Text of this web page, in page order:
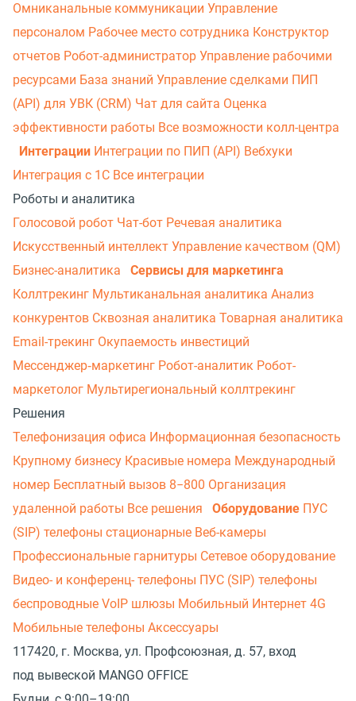
Омниканальные коммуникации Управление
персоналом Рабочее место сотрудника Конструктор
отчетов Робот-администратор Управление рабочими
ресурсами База знаний Управление сделками ПИП
(API) для УВК (CRM) Чат для сайта Оценка
эффективности работы Все возможности колл-центра
Интеграции Интеграции по ПИП (API) Вебхуки
Интеграция с 1С Все интеграции
Роботы и аналитика
Голосовой робот Чат-бот Речевая аналитика
Искусственный интеллект Управление качеством (QM)
Бизнес-аналитика
Сервисы для маркетинга
Коллтрекинг Мультиканальная аналитика Анализ
конкурентов Сквозная аналитика Товарная аналитика
Email-трекинг Окупаемость инвестиций
Мессенджер‑маркетинг Робот-аналитик Робот-
маркетолог Мультирегиональный коллтрекинг
Решения
Телефонизация офиса Информационная безопасность
Крупному бизнесу Красивые номера Международный
номер Бесплатный вызов 8−800 Организация
удаленной работы Все решения Оборудование ПУС
(SIP) телефоны стационарные Веб-камеры
Профессиональные гарнитуры Сетевое оборудование
Видео- и конференц- телефоны ПУС (SIP) телефоны
беспроводные VoIP шлюзы Мобильный Интернет 4G
Мобильные телефоны Аксессуары
117420, г. Москва, ул. Профсоюзная, д. 57, вход
под вывеской MANGO OFFICE